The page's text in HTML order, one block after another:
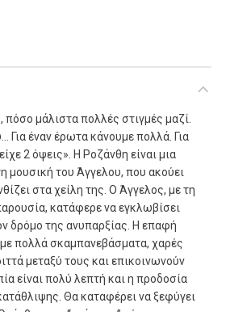
πόσο μάλιστα πολλές στιγμές μαζί.
Για έναν έρωτα κάνουμε πολλά. Για
2 όψεις». Η Ροζάνθη είναι μια
μουσική του Άγγελου, που ακούει
στα χείλη της. Ο Άγγελος, με τη
κατάφερε να εγκλωβίσει
δρόμο της ανυπαρξίας. Η επαφή
με πολλά σκαμπανεβάσματα, χαρές
μεταξύ τους και επικοινωνούν
είναι πολύ λεπτή και η προδοσία
Θα καταφέρει να ξεφύγει
άνθρωποι “γράφουν” μέσα μας,